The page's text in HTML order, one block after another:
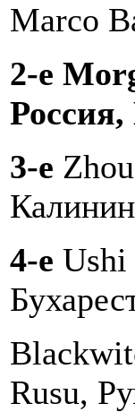
Marco
2-e
3-е
4-е
Rusu,